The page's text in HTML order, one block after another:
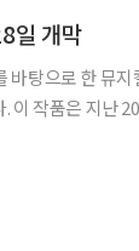
일 개막
탕으로 한 뮤지